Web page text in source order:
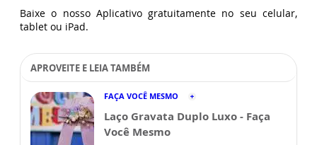
Baixe o nosso Aplicativo gratuitamente no seu celular,
tablet ou iPad.
APROVEITE E LEIA TAMBÉM
FAÇA VOCÊ MESMO
Laço Gravata Duplo Luxo - Faça
Você Mesmo